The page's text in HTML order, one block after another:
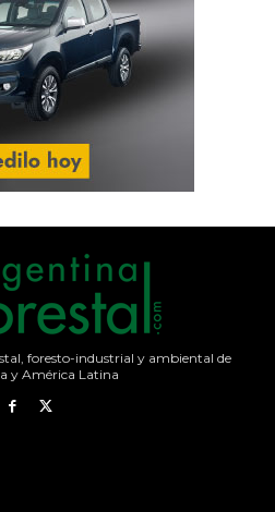
foresto-industrial y ambiental de
y América Latina